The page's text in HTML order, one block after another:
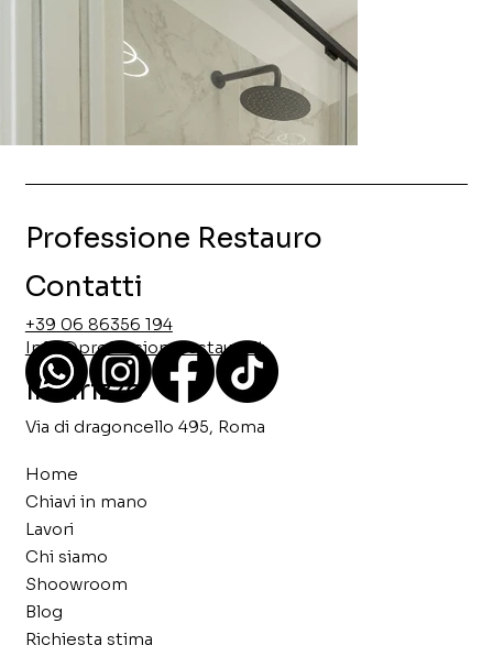
Professione Restauro
Contatti
+39 06 86356 194
Info@professionerestauro.it
Indirizzo
Via di dragoncello 495, Roma
Home
Chiavi in mano
Lavori
Chi siamo
Shoowroom
Blog
Richiesta stima